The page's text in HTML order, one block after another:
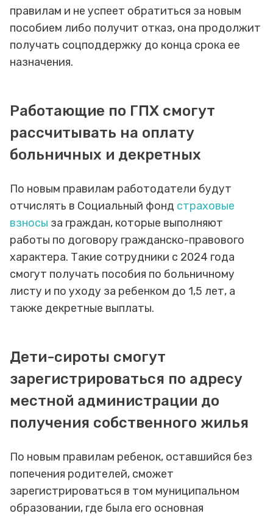
правилам и не успеет обратиться за новым
пособием либо получит отказ, она продолжит
получать соцподдержку до конца срока ее
назначения.
Работающие по ГПХ смогут
рассчитывать на оплату
больничных и декретных
По новым правилам работодатели будут
отчислять в Социальный фонд страховые
взносы за граждан, которые выполняют
работы по договору гражданско-правового
характера. Такие сотрудники с 2024 года
смогут получать пособия по больничному
листу и по уходу за ребенком до 1,5 лет, а
также декретные выплаты.
Дети-сироты смогут
зарегистрироваться по адресу
местной администрации до
получения собственного жилья
По новым правилам ребенок, оставшийся без
попечения родителей, сможет
зарегистрироваться в том муниципальном
образовании, где была его основная